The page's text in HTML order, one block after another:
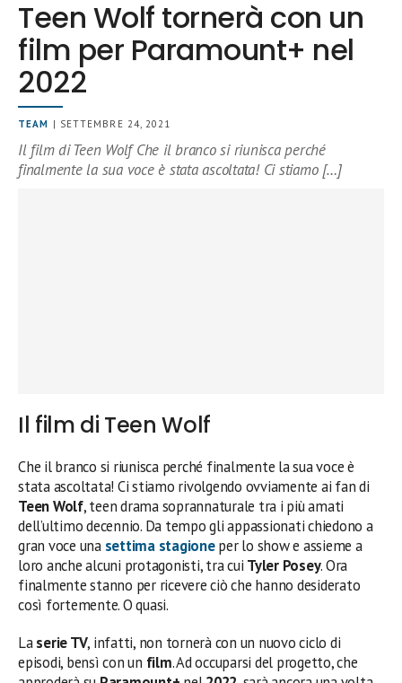
Teen Wolf tornerà con un
film per Paramount+ nel
2022
TEAM | SETTEMBRE 24, 2021
Il film di Teen Wolf Che il branco si riunisca perché
finalmente la sua voce è stata ascoltata! Ci stiamo […]
Il film di Teen Wolf
Che il branco si riunisca perché finalmente la sua voce è
stata ascoltata! Ci stiamo rivolgendo ovviamente ai fan di
Teen Wolf, teen drama soprannaturale tra i più amati
dell’ultimo decennio. Da tempo gli appassionati chiedono a
gran voce una settima stagioneper lo show e assieme a
loro anche alcuni protagonisti, tra cui Tyler Posey. Ora
finalmente stanno per ricevere ciò che hanno desiderato
così fortemente. O quasi.
Laserie TV, infatti, non tornerà con un nuovo ciclo di
episodi, bensì con un film. Ad occuparsi del progetto, che